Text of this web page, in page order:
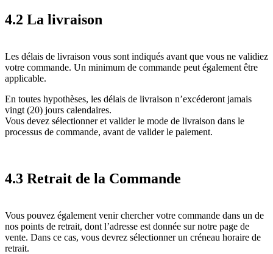
4.2 La livraison
Les délais de livraison vous sont indiqués avant que vous ne validiez
votre commande. Un minimum de commande peut également être
applicable.
En toutes hypothèses, les délais de livraison n’excéderont jamais
vingt (20) jours calendaires.
Vous devez sélectionner et valider le mode de livraison dans le
processus de commande, avant de valider le paiement.
4.3 Retrait de la Commande
Vous pouvez également venir chercher votre commande dans un de
nos points de retrait, dont l’adresse est donnée sur notre page de
vente. Dans ce cas, vous devrez sélectionner un créneau horaire de
retrait.